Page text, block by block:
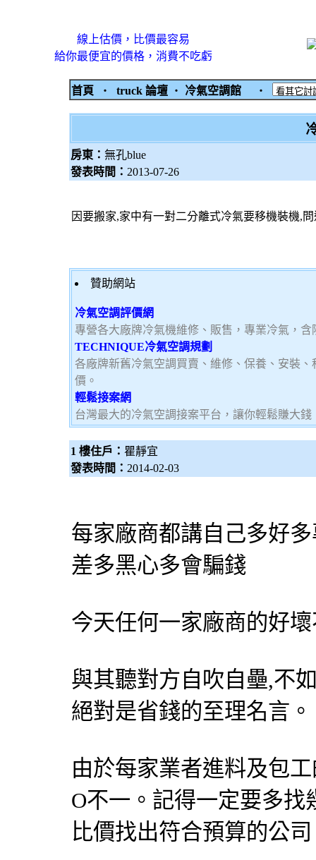
線上估價，比價最容易
給你最便宜的價格，消費不吃虧
首頁 ‧ truck 論壇 ‧ 冷氣空調館 ‧
房東： 無孔blue
發表時間： 2013-07-26
因要搬家,家中有一對二分離式冷氣要移機裝機,
贊助網站
冷氣空調評價網
專營各大廠牌冷氣機維修、販售，專業冷氣，
TECHNIQUE冷氣空調規劃
各廠牌新舊冷氣空調買賣、維修、保養、安裝
價。
輕鬆接案網
台灣最大的冷氣空調接案平台，讓你輕鬆賺大
1 樓住戶： 瞿靜宜
發表時間： 2014-02-03
每家廠商都講自己多好
差多黑心多會騙錢
今天任何一家廠商的好
與其聽對方自吹自壘,不
絕對是省錢的至理名言。
由於每家業者進料及包
O不一。記得一定要多
比價找出符合預算的公